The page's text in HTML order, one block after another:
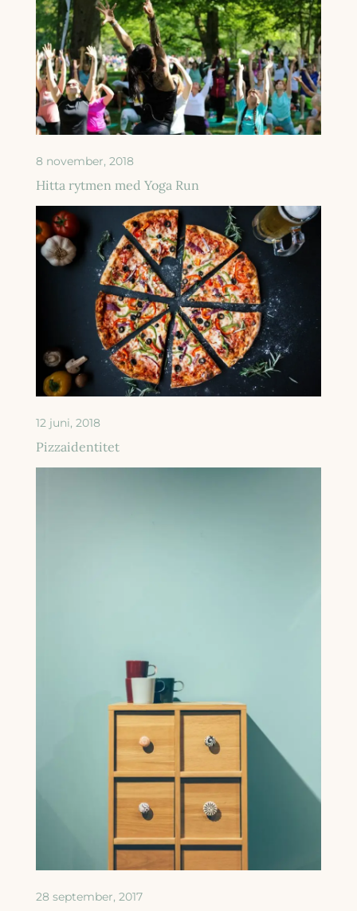
8 november, 2018
Hitta rytmen med Yoga Run
12 juni, 2018
Pizzaidentitet
28 september, 2017